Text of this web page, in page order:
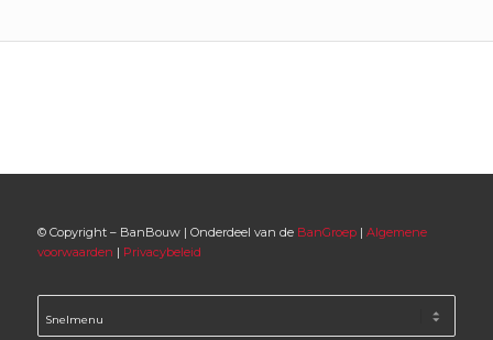
© Copyright – BanBouw | Onderdeel van de BanGroep| Algemene
voorwaarden | Privacybeleid